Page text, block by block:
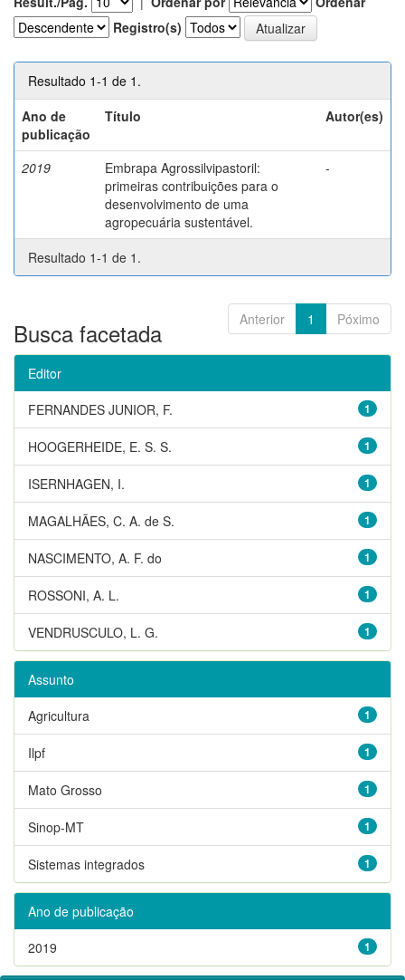
Registro(s)
Resultado 1-1 de 1.
Ano de
publicação
Título Autor(es)
2019
Embrapa Agrossilvipastoril:
primeiras contribuições para o
desenvolvimento de uma
agropecuária sustentável.
-
Resultado 1-1 de 1.
Anterior 1 Póximo
Busca facetada
Editor
1
FERNANDES JUNIOR, F.
1
HOOGERHEIDE, E. S. S.
1
ISERNHAGEN, I.
1
MAGALHÃES, C. A. de S.
1
NASCIMENTO, A. F. do
1
ROSSONI, A. L.
1
VENDRUSCULO, L. G.
Assunto
1
Agricultura
1
Ilpf
1
Mato Grosso
1
Sinop-MT
1
Sistemas integrados
Ano de publicação
1
2019